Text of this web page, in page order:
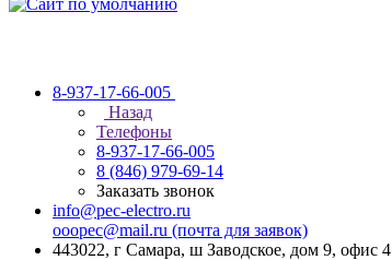
8-937-17-66-005
Назад
Телефоны
8-937-17-66-005
8 (846) 979-69-14
Заказать звонок
info@pec-electro.ru
ooopec@mail.ru (почта для заявок)
443022, г Самара, ш Заводское, дом 9, офис 4